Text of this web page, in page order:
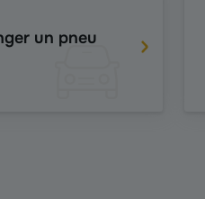
un pneu